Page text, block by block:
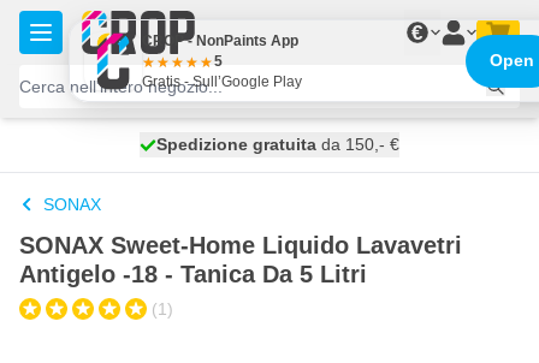
Salta al contenuto
€
spedito oggi
Spedizione gratuita da 150,- €
100 giorni
SONAX
SONAX Sweet-Home Liquido Lavavetri
Antigelo -18 - Tanica Da 5 Litri
(1)
CROP - NonPaints App
5
Gratis - Sull’Google Play
Open